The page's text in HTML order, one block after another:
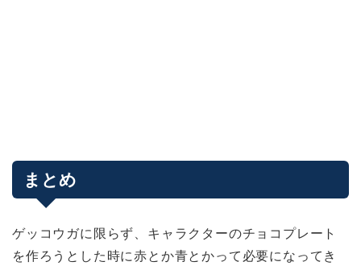
まとめ
ゲッコウガに限らず、キャラクターのチョコプレート
を作ろうとした時に赤とか青とかって必要になってき